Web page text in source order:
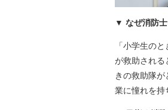
なぜ消防
「小学生の
が救助される
きの救助隊
業に憧れを持